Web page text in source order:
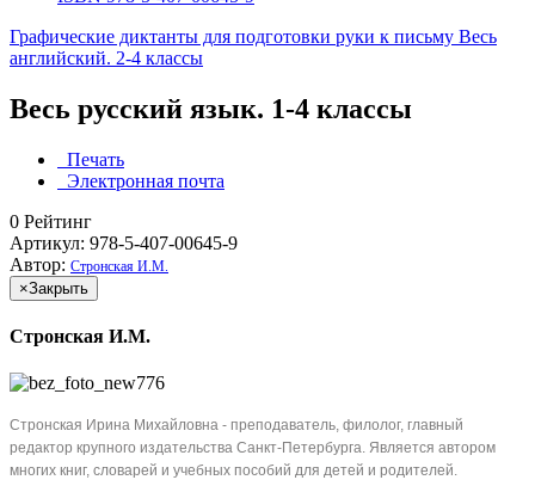
Графические диктанты для подготовки руки к письму Весь
английский. 2-4 классы
Весь русский язык. 1-4 классы
Печать
Электронная почта
0 Рейтинг
Артикул: 978-5-407-00645-9
Автор: Стронская И.М.
×Закрыть
Стронская И.М.
Стронская Ирина Михайловна - преподаватель, филолог, главный
редактор крупного издательства Санкт-Петербурга. Является автором
многих книг, словарей и учебных пособий для детей и родителей.